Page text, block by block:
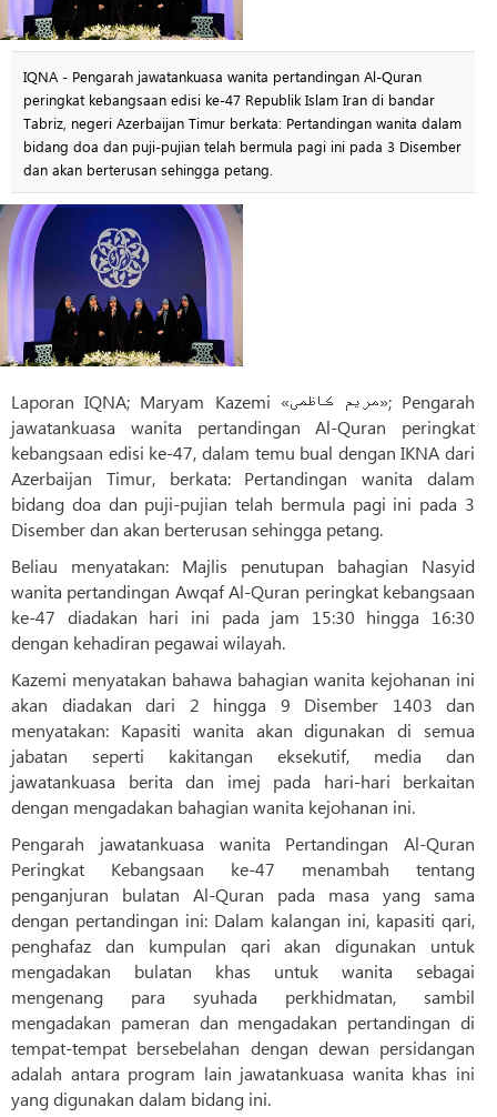
IQNA - Pengarah jawatankuasa wanita pertandingan Al-Quran
peringkat kebangsaan edisi ke-47 Republik Islam Iran di bandar
Tabriz, negeri Azerbaijan Timur berkata: Pertandingan wanita dalam
bidang doa dan puji-pujian telah bermula pagi ini pada 3 Disember
dan akan berterusan sehingga petang.
Laporan IQNA; Maryam Kazemi «مریم کاظمی»; Pengarah
jawatankuasa wanita pertandingan Al-Quran peringkat
kebangsaan edisi ke-47, dalam temu bual dengan IKNA dari
Azerbaijan Timur, berkata: Pertandingan wanita dalam
bidang doa dan puji-pujian telah bermula pagi ini pada 3
Disember dan akan berterusan sehingga petang.
Beliau menyatakan: Majlis penutupan bahagian Nasyid
wanita pertandingan Awqaf Al-Quran peringkat kebangsaan
ke-47 diadakan hari ini pada jam 15:30 hingga 16:30
dengan kehadiran pegawai wilayah.
Kazemi menyatakan bahawa bahagian wanita kejohanan ini
akan diadakan dari 2 hingga 9 Disember 1403 dan
menyatakan: Kapasiti wanita akan digunakan di semua
jabatan seperti kakitangan eksekutif, media dan
jawatankuasa berita dan imej pada hari-hari berkaitan
dengan mengadakan bahagian wanita kejohanan ini.
Pengarah jawatankuasa wanita Pertandingan Al-Quran
Peringkat Kebangsaan ke-47 menambah tentang
penganjuran bulatan Al-Quran pada masa yang sama
dengan pertandingan ini: Dalam kalangan ini, kapasiti qari,
penghafaz dan kumpulan qari akan digunakan untuk
mengadakan bulatan khas untuk wanita sebagai
mengenang para syuhada perkhidmatan, sambil
mengadakan pameran dan mengadakan pertandingan di
tempat-tempat bersebelahan dengan dewan persidangan
adalah antara program lain jawatankuasa wanita khas ini
yang digunakan dalam bidang ini.